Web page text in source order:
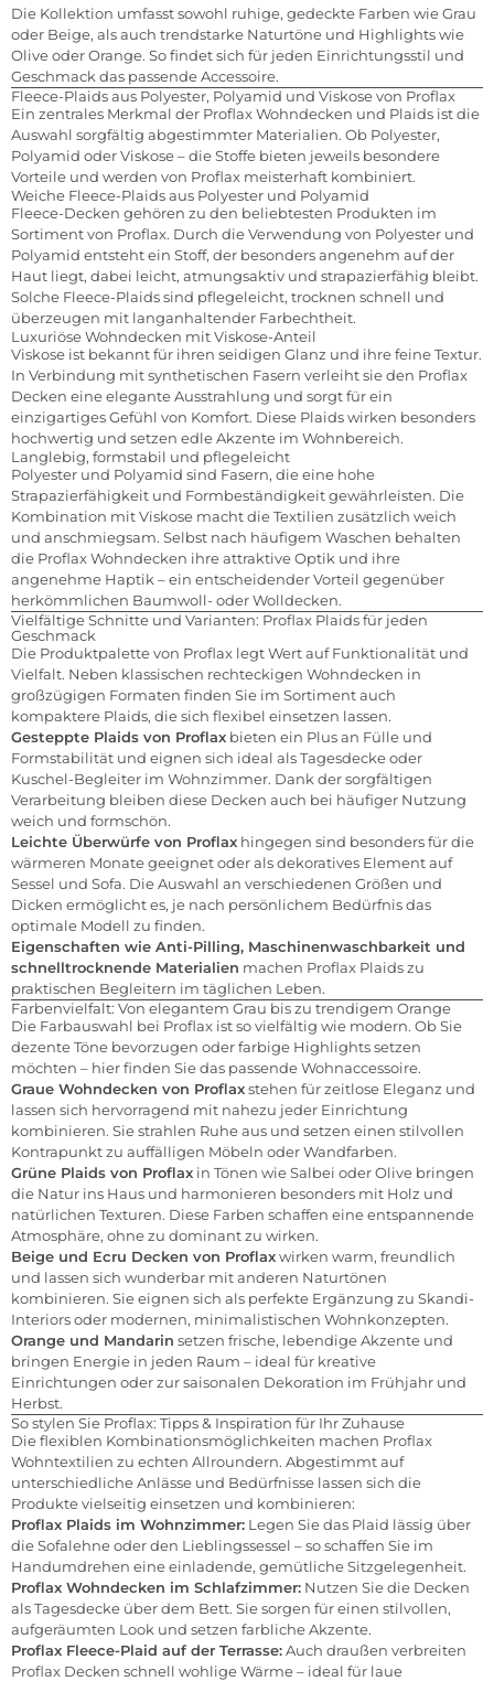
Die Kollektion umfasst sowohl ruhige, gedeckte Farben wie Grau
oder Beige, als auch trendstarke Naturtöne und Highlights wie
Olive oder Orange. So findet sich für jeden Einrichtungsstil und
Geschmack das passende Accessoire.
Fleece-Plaids aus Polyester, Polyamid und Viskose von Proflax
Ein zentrales Merkmal der Proflax Wohndecken und Plaids ist die
Auswahl sorgfältig abgestimmter Materialien. Ob Polyester,
Polyamid oder Viskose – die Stoffe bieten jeweils besondere
Vorteile und werden von Proflax meisterhaft kombiniert.
Weiche Fleece-Plaids aus Polyester und Polyamid
Fleece-Decken gehören zu den beliebtesten Produkten im
Sortiment von Proflax. Durch die Verwendung von Polyester und
Polyamid entsteht ein Stoff, der besonders angenehm auf der
Haut liegt, dabei leicht, atmungsaktiv und strapazierfähig bleibt.
Solche Fleece-Plaids sind pflegeleicht, trocknen schnell und
überzeugen mit langanhaltender Farbechtheit.
Luxuriöse Wohndecken mit Viskose-Anteil
Viskose ist bekannt für ihren seidigen Glanz und ihre feine Textur.
In Verbindung mit synthetischen Fasern verleiht sie den Proflax
Decken eine elegante Ausstrahlung und sorgt für ein
einzigartiges Gefühl von Komfort. Diese Plaids wirken besonders
hochwertig und setzen edle Akzente im Wohnbereich.
Langlebig, formstabil und pflegeleicht
Polyester und Polyamid sind Fasern, die eine hohe
Strapazierfähigkeit und Formbeständigkeit gewährleisten. Die
Kombination mit Viskose macht die Textilien zusätzlich weich
und anschmiegsam. Selbst nach häufigem Waschen behalten
die Proflax Wohndecken ihre attraktive Optik und ihre
angenehme Haptik – ein entscheidender Vorteil gegenüber
herkömmlichen Baumwoll- oder Wolldecken.
Vielfältige Schnitte und Varianten: Proflax Plaids für jeden
Geschmack
Die Produktpalette von Proflax legt Wert auf Funktionalität und
Vielfalt. Neben klassischen rechteckigen Wohndecken in
großzügigen Formaten finden Sie im Sortiment auch
kompaktere Plaids, die sich flexibel einsetzen lassen.
Gesteppte Plaids von Proflax bieten ein Plus an Fülle und
Formstabilität und eignen sich ideal als Tagesdecke oder
Kuschel-Begleiter im Wohnzimmer. Dank der sorgfältigen
Verarbeitung bleiben diese Decken auch bei häufiger Nutzung
weich und formschön.
Leichte Überwürfe von Proflax hingegen sind besonders für die
wärmeren Monate geeignet oder als dekoratives Element auf
Sessel und Sofa. Die Auswahl an verschiedenen Größen und
Dicken ermöglicht es, je nach persönlichem Bedürfnis das
optimale Modell zu finden.
Eigenschaften wie Anti-Pilling, Maschinenwaschbarkeit und
schnelltrocknende Materialien machen Proflax Plaids zu
praktischen Begleitern im täglichen Leben.
Farbenvielfalt: Von elegantem Grau bis zu trendigem Orange
Die Farbauswahl bei Proflax ist so vielfältig wie modern. Ob Sie
dezente Töne bevorzugen oder farbige Highlights setzen
möchten – hier finden Sie das passende Wohnaccessoire.
Graue Wohndecken von Proflaxstehen für zeitlose Eleganz und
lassen sich hervorragend mit nahezu jeder Einrichtung
kombinieren. Sie strahlen Ruhe aus und setzen einen stilvollen
Kontrapunkt zu auffälligen Möbeln oder Wandfarben.
Grüne Plaids von Proflax in Tönen wie Salbei oder Olive bringen
die Natur ins Haus und harmonieren besonders mit Holz und
natürlichen Texturen. Diese Farben schaffen eine entspannende
Atmosphäre, ohne zu dominant zu wirken.
Beige und Ecru Decken von Proflaxwirken warm, freundlich
und lassen sich wunderbar mit anderen Naturtönen
kombinieren. Sie eignen sich als perfekte Ergänzung zu Skandi-
Interiors oder modernen, minimalistischen Wohnkonzepten.
Orange und Mandarin setzen frische, lebendige Akzente und
bringen Energie in jeden Raum – ideal für kreative
Einrichtungen oder zur saisonalen Dekoration im Frühjahr und
Herbst.
So stylen Sie Proflax: Tipps & Inspiration für Ihr Zuhause
Die flexiblen Kombinationsmöglichkeiten machen Proflax
Wohntextilien zu echten Allroundern. Abgestimmt auf
unterschiedliche Anlässe und Bedürfnisse lassen sich die
Produkte vielseitig einsetzen und kombinieren:
Proflax Plaids im Wohnzimmer: Legen Sie das Plaid lässig über
die Sofalehne oder den Lieblingssessel – so schaffen Sie im
Handumdrehen eine einladende, gemütliche Sitzgelegenheit.
Proflax Wohndecken im Schlafzimmer: Nutzen Sie die Decken
als Tagesdecke über dem Bett. Sie sorgen für einen stilvollen,
aufgeräumten Look und setzen farbliche Akzente.
Proflax Fleece-Plaid auf der Terrasse:Auch draußen verbreiten
Proflax Decken schnell wohlige Wärme – ideal für laue